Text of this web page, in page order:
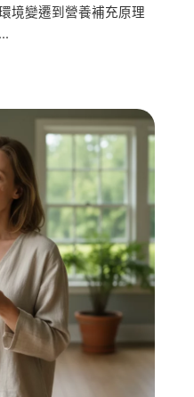
境變遷到營養補充原理